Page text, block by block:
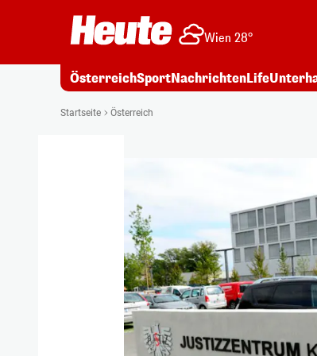
Wien 28°
ÖsterreichSportNachrichtenLife
Startseite Österreich